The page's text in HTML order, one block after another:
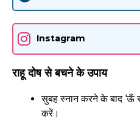
Instagram
राहू दोष से बचने के उपाय
सुबह स्नान करने के बाद ‘ऊँ
करें।